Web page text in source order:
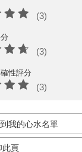
(3)
(3)
性評分
(3)
我的心水名單
此頁